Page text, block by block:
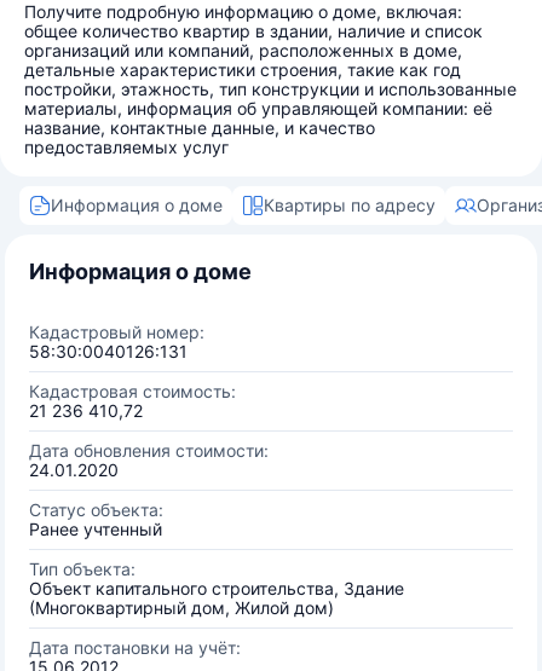
Получите подробную информацию о доме, включая:
общее количество квартир в здании, наличие и список
организаций или компаний, расположенных в доме,
детальные характеристики строения, такие как год
постройки, этажность, тип конструкции и использованные
материалы, информация об управляющей компании: её
название, контактные данные, и качество
предоставляемых услуг
Информация о доме Квартиры по адресу
Информация о доме
Кадастровый номер:
58:30:0040126:131
Кадастровая стоимость:
21 236 410,72
Дата обновления стоимости:
24.01.2020
Статус объекта:
Ранее учтенный
Тип объекта:
Объект капитального строительства, Здание
(Многоквартирный дом, Жилой дом)
Дата постановки на учёт:
15.06.2012